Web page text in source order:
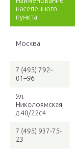
населенного
пункта
Москва
7 (495) 792–
01–96
Ул.
Николоямская,
д.40/22с4
7 (495) 937-75-
23